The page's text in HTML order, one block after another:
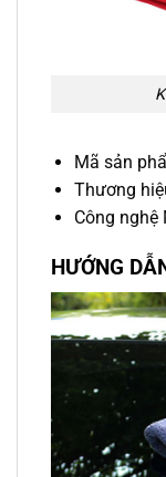
Mã sản
Thương
Công nghệ
HƯỚNG